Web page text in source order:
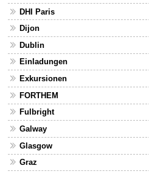
DHI Paris
Dijon
Dublin
Einladungen
Exkursionen
FORTHEM
Fulbright
Galway
Glasgow
Graz